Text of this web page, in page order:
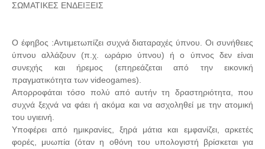
ΣΩΜΑΤΙΚΕΣ ΕΝΔΕΙΞΕΙΣ
Ο έφηβος :Αντιμετωπίζει συχνά διαταραχές ύπνου. Οι συνήθειες
ύπνου αλλάζουν (π.χ. ωράριο ύπνου) ή ο ύπνος δεν είναι
συνεχής και ήρεμος (επηρεάζεται από την εικονική
πραγματικότητα των videogames).
Απορροφάται τόσο πολύ από αυτήν τη δραστηριότητα, που
συχνά ξεχνά να φάει ή ακόμα και να ασχοληθεί με την ατομική
του υγιεινή.
Υποφέρει από ημικρανίες, ξηρά μάτια και εμφανίζει, αρκετές
φορές, μυωπία (όταν η οθόνη του υπολογιστή βρίσκεται για